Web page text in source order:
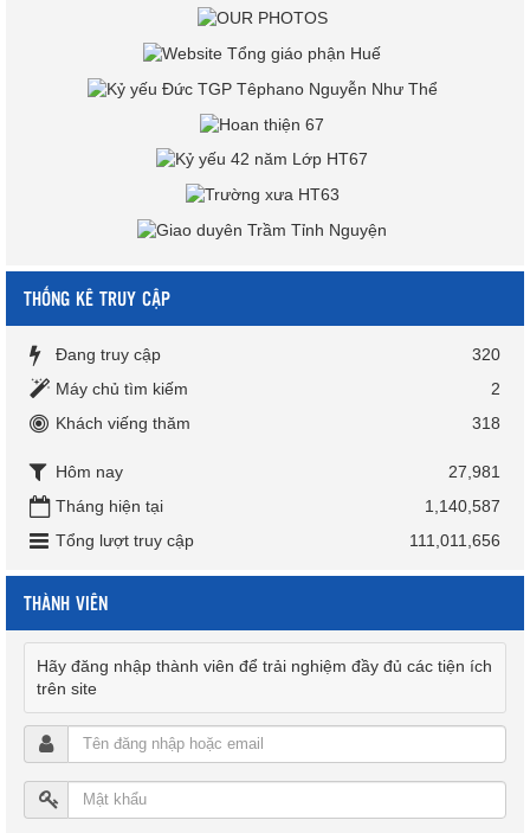
THỐNG KÊ TRUY CẬP
Đang truy cập
320
Máy chủ tìm kiếm
2
Khách viếng thăm
318
Hôm nay
27,981
Tháng hiện tại
1,140,587
Tổng lượt truy cập
111,011,656
THÀNH VIÊN
Hãy đăng nhập thành viên để trải nghiệm đầy đủ các tiện ích
trên site